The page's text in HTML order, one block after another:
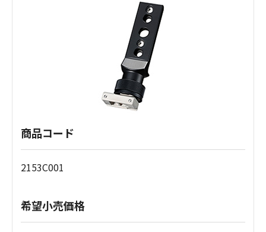
商品コード
2153C001
希望小売価格